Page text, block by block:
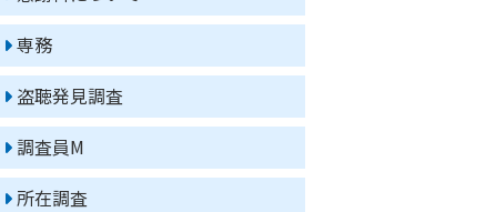
専務
盗聴発見調査
調査員M
所在調査